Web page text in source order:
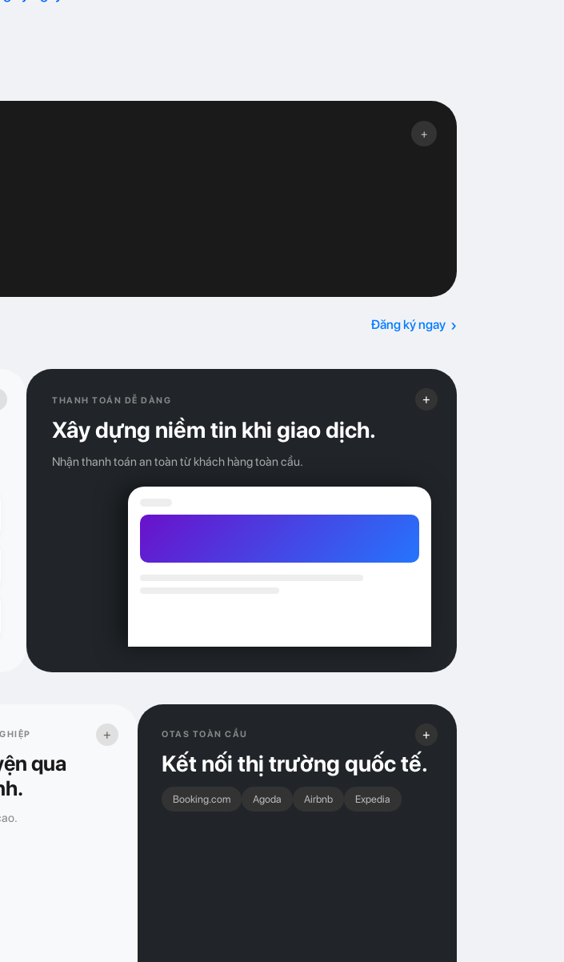
+
Đăng ký ngay ›
+
THANH TOÁN DỄ DÀNG
Xây dựng niềm tin khi giao dịch.
Nhận thanh toán an toàn từ khách hàng toàn cầu.
+
qua
+
OTAS TOÀN CẦU
Kết nối thị trường quốc tế.
Booking.com Agoda Airbnb Expedia